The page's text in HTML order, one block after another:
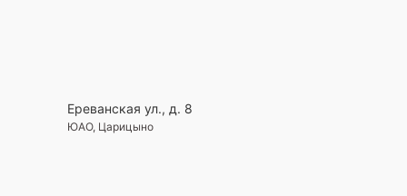
Ереванская ул., д. 8
ЮАО, Царицыно